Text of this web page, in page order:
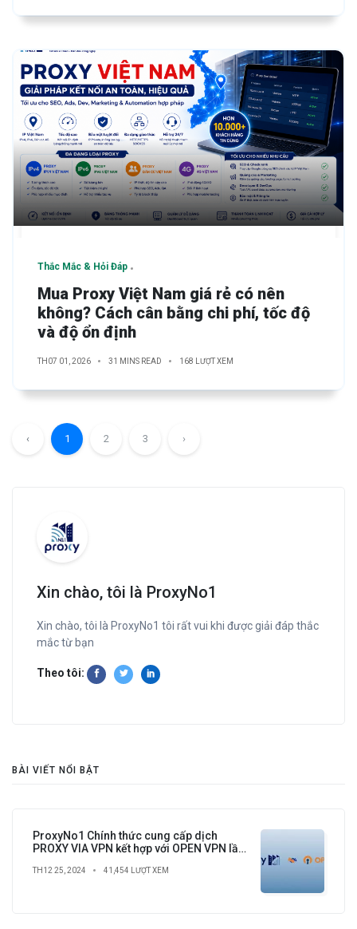
Thắc Mắc & Hỏi Đáp
Mua Proxy Việt Nam giá rẻ có nên
không? Cách cân bằng chi phí, tốc độ
và độ ổn định
TH07 01, 2026 31 MINS READ 168 LƯỢT XEM
‹ 1 2 3 ›
Xin chào, tôi là ProxyNo1
Xin chào, tôi là ProxyNo1 tôi rất vui khi được giải đáp thắc
mắc từ bạn
Theo tôi:
BÀI VIẾT NỔI BẬT
ProxyNo1 Chính thức cung cấp dịch
PROXY VIA VPN kết hợp với OPEN VPN lần
TH12 25, 2024 41,454 LƯỢT XEM